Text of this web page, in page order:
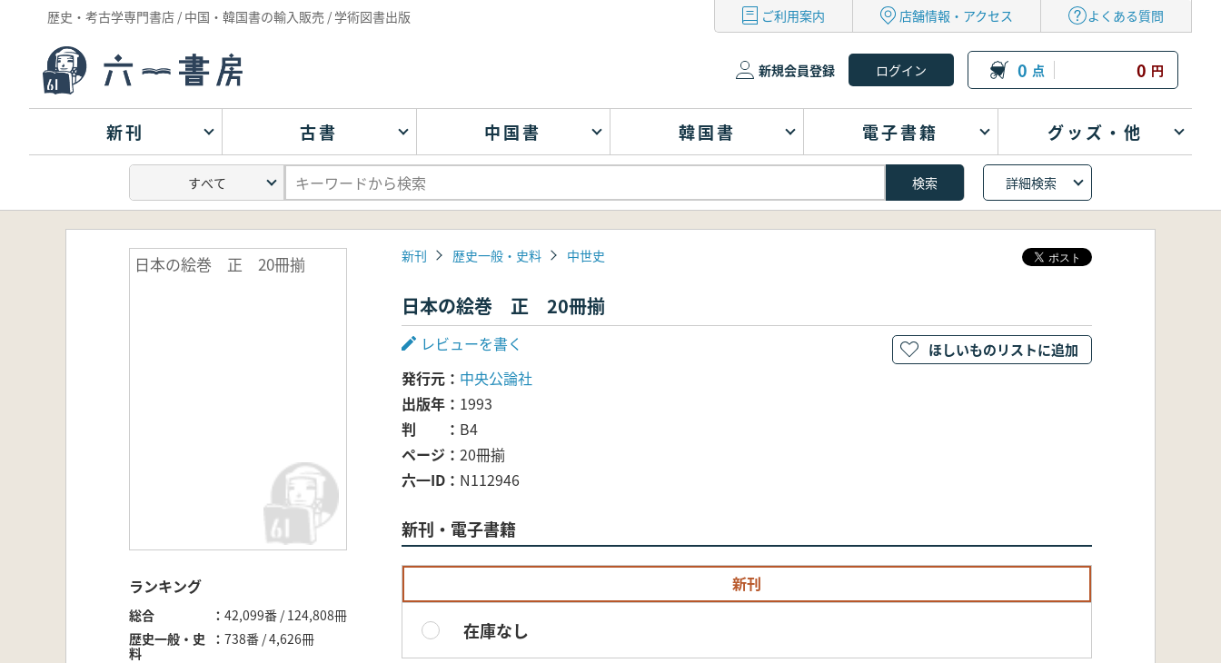
歴史・考古学専門書店 / 中国・韓国書の輸入販売 / 学術図書出版 ご利用案内 店舗情報・アクセス よくある質問
新規会員登録 0 点 0 円
新刊 古書 中国書 韓国書 電子書籍 グッズ・他
詳細検索
日本の絵巻 正 20冊揃
ランキング
総合
42,099番 / 124,808冊
歴史一般・史
料
738番 / 4,626冊
新刊 歴史一般・史料 中世史
日本の絵巻 正 20冊揃
レビューを書く
発行元
中央公論社
出版年
1993
判
B4
ページ
20冊揃
六一ID
N112946
新刊・電子書籍
新刊
在庫なし
ほしいものリストに追加